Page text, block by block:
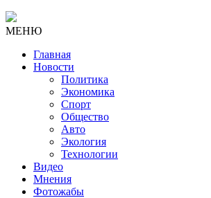
МЕНЮ
Главная
Новости
Политика
Экономика
Спорт
Общество
Авто
Экология
Технологии
Видео
Мнения
Фотожабы